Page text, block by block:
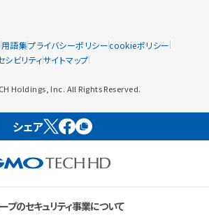
用語集プライバシーポリシーcookieポリシー
シビリティサイトマップ
Holdings, Inc. All Rights Reserved.
シェア
プのセキュリティ事業について